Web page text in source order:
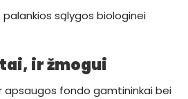
sąlygos biologinei
ir žmogui
apsaugos fondo gamtininkai bei